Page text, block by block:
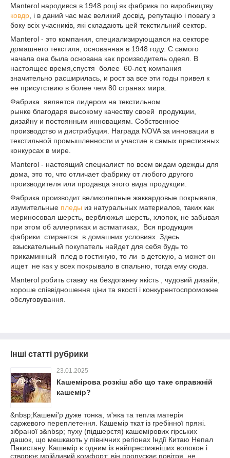
Manterol народився в 1948 році як фабрика по виробництву
ковдр , і в даний час має великий досвід, репутацію і повагу з
боку всіх учасників, які складають цей текстильний сектор.
Manterol - это компания, специализирующаяся на секторе
домашнего текстиля, основанная в 1948 году. С самого
начала она была основана как производитель одеял. В
настоящее время,спустя более 60-лет, компания
значительно расширилась, и рост за все эти годы привел к
ее присутствию в более чем 80 странах мира.
Фабрика является лидером на текстильном
рынке благодаря высокому качеству своей продукции,
дизайну и постоянным инновациям. Собственное
производство и дистрибуция. Награда NOVA за инновации в
текстильной промышленности и участие в самых престижных
конкурсах в мире.
Manterol - настоящий специалист по всем видам одежды для
дома, это то, что отличает фабрику от любого другого
производителя или продавца этого вида продукции.
Фабрика производит великолепные жаккардовые покрывала,
изумительные пледы из натуральных материалов, таких как
мериносовая шерсть, верблюжья шерсть, хлопок, не забывая
при этом об аллергиках и астматиках, Вся продукция
фабрики стирается в домашних условиях. Здесь
взыскательный покупатель найдет для себя будь то
прикаминный плед в гостиную, то ли в детскую, а может он
ищет не как у всех покрывало в спальню, тогда ему сюда.
Manterol робить ставку на бездоганну якість , чудовий дизайн,
хороше співвідношення ціни та якості і конкурентоспроможне
обслуговування.
Інші статті рубрики
23.01.2025
Кашемірова розкіш або що таке справжній
кашемір?
&nbsp;Кашемі'р дуже тонка, м'яка та тепла матерія
саржевого переплетення. Кашемір ткат із гребінної пряжі.
зібраної з&nbsp; пуху (підшерстя) кашемірових гірських
дашок, що мешкають у північних регіонах Індії Китаю Непал
Пакистану. Кашемір є одним із найпрестижніших волокон і
створює мрійливий комфорт: він пропускає повітря, не